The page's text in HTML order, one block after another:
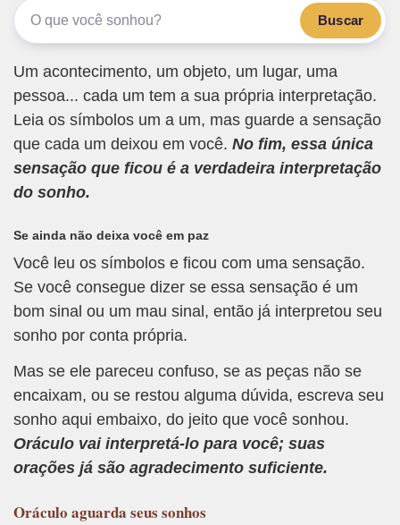
Buscar
Um acontecimento, um objeto, um lugar, uma
pessoa... cada um tem a sua própria interpretação.
Leia os símbolos um a um, mas guarde a sensação
que cada um deixou em você. No fim, essa única
sensação que ficou é a verdadeira interpretação
do sonho.
Se ainda não deixa você em paz
Você leu os símbolos e ficou com uma sensação.
Se você consegue dizer se essa sensação é um
bom sinal ou um mau sinal, então já interpretou seu
sonho por conta própria.
Mas se ele pareceu confuso, se as peças não se
encaixam, ou se restou alguma dúvida, escreva seu
sonho aqui embaixo, do jeito que você sonhou.
Oráculo vai interpretá-lo para você; suas
orações já são agradecimento suficiente.
Oráculo aguarda seus sonhos